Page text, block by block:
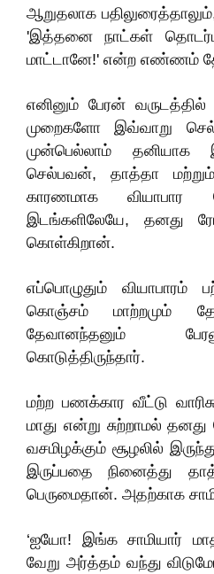
ஆறுதலாக
'இத்தனை நாட்கள்
மாட்டானே!' என்ற எண்ணம்
எனினும் பேரன்
முறைகளோ இவ்வாறு
முன்பெல்லாம் தனியாக
செல்பவன், தாத்தா
காரணமாக வியாபார
இடங்களிலேயே, தனது
கொள்கிறான்.
எப்பொழுதும் வியாபாரம்
கொஞ்சம் மாற்றமும்
தேவானந்தனும்
கொடுத்திருந்தார்.
மற்ற பணக்கார வீட்டு
மாது என்று சுற்றாமல்
வசமிழக்கும் சூழலில்
இருப்பதை நினைத்து
பெருமைதான். அதற்காக
‘ஐயோ! இங்க சாமியார்
வேறு‌ அர்த்தம் வந்து